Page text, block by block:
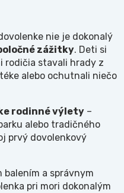
nie je dokonalý
zážitky. Deti si
rodičia stavali hrady z
alebo ochutnali niečo
rodinné výlety –
alebo tradičného
prvý dovolenkový
balením a správnym
pri mori dokonalým